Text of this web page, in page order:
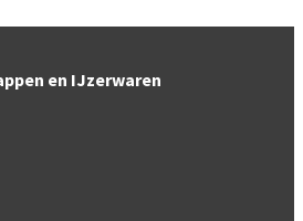
en IJzerwaren